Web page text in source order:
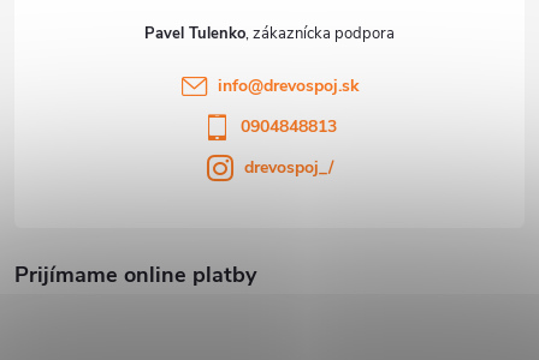
Prijímame online platby
Pavel Tulenko
info@drevospoj.sk
0904848813
drevospoj_/